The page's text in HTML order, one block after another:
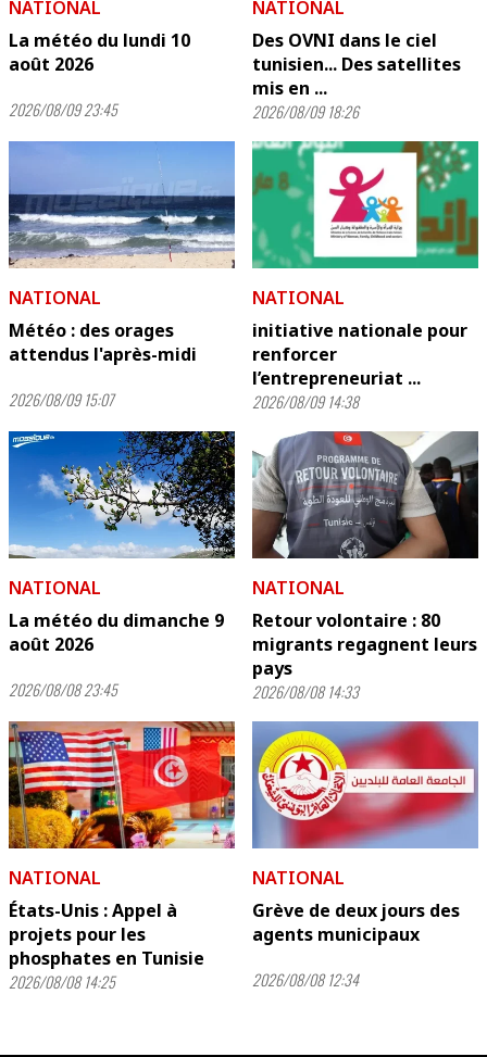
NATIONAL
La météo du lundi 10
août 2026
2026/08/09 23:45
NATIONAL
Des OVNI dans le ciel
tunisien... Des satellites
mis en ...
2026/08/09 18:26
NATIONAL
Météo : des orages
attendus l'après-midi
2026/08/09 15:07
NATIONAL
initiative nationale pour
renforcer
l’entrepreneuriat ...
2026/08/09 14:38
NATIONAL
La météo du dimanche 9
août 2026
2026/08/08 23:45
NATIONAL
Retour volontaire : 80
migrants regagnent leurs
pays
2026/08/08 14:33
NATIONAL
États-Unis : Appel à
projets pour les
phosphates en Tunisie
2026/08/08 14:25
NATIONAL
Grève de deux jours des
agents municipaux
2026/08/08 12:34